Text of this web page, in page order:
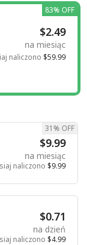
$2.49
na miesiąc
naliczono $59.99
83% OFF
$9.99
na miesiąc
naliczono $9.99
31% OFF
$0.71
na dzień
naliczono $4.99